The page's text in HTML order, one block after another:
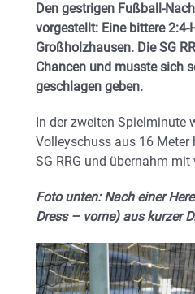
Den gestrigen Fußball-
vorgestellt: Eine bittere
Großholzhausen. Die SG
Chancen und musste sich
geschlagen geben.
In der zweiten Spielminute
Volleyschuss aus 16
SG RRG und übernahm
Foto unten: Nach einer
Dress – vorne) aus kurzer